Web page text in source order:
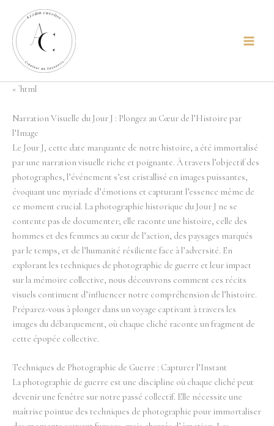
principal
contenu
« `html
Narration Visuelle du Jour J : Plongez au Cœur de l’Histoire par
l’Image
Le Jour J, cette date marquante de notre histoire, a été immortalisé
par une narration visuelle riche et poignante. À travers l’objectif des
photographes, l’événement s’est cristallisé en images puissantes,
évoquant une myriade d’émotions et capturant l’essence même de
ce moment crucial. La photographie historique du Jour J ne se
contente pas de documenter; elle raconte une histoire, celle des
hommes et des femmes au cœur de l’action, des paysages marqués
par le temps, et de l’humanité résiliente face à l’adversité. En
explorant les techniques de photographie de guerre et leur impact
sur la mémoire collective, nous découvrons comment ces récits
visuels continuent d’influencer notre compréhension de l’histoire.
Préparez-vous à plonger dans un voyage captivant à travers les
images du débarquement, où chaque cliché raconte un fragment de
cette épopée collective.
Techniques de Photographie de Guerre : Capturer l’Instant
La photographie de guerre est une discipline où chaque cliché peut
devenir une fenêtre sur notre passé collectif. Elle nécessite une
maîtrise pointue des techniques de photographie pour immortaliser